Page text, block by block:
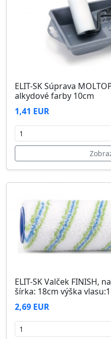
ELIT-SK Súprava
alkydové farby 10cm
1,41 EUR
ELIT-SK Valček FINISH,
šírka: 18cm výška
2,69 EUR